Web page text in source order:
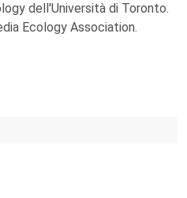
dell'Università di Toronto.
Ecology Association.